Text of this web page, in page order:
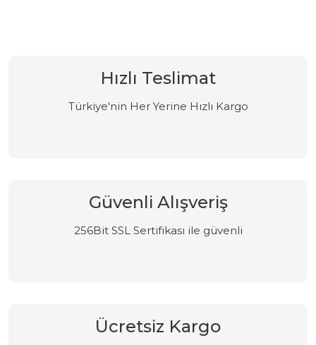
Hızlı Teslimat
Türkiye'nin Her Yerine Hızlı Kargo
Güvenli Alışveriş
256Bit SSL Sertifikası ile güvenli
Ücretsiz Kargo